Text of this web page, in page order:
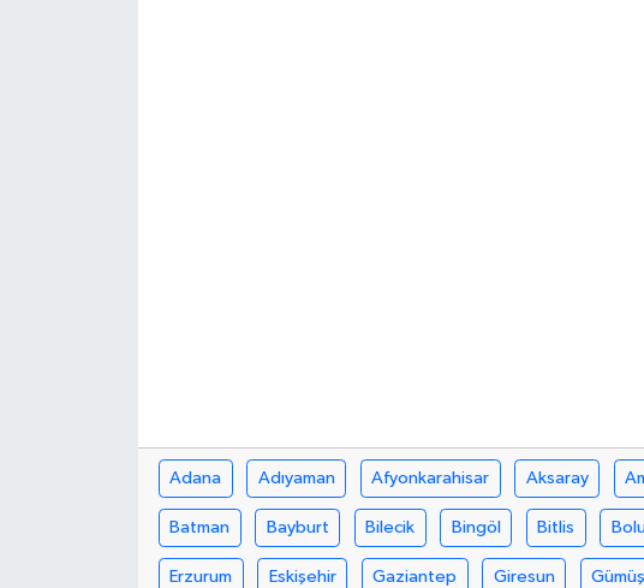
Adana Adıyaman Afyonkarahisar Aksaray
Batman Bayburt Bilecik Bingöl Bitlis
Erzurum Eskişehir Gaziantep Giresun